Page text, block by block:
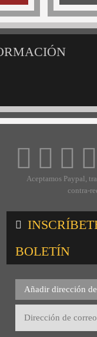
Aceptamos Paypal,
contra-
BOLETÍN
Añadir dirección